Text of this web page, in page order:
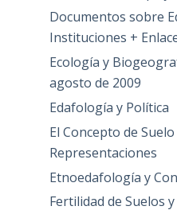
Documentos sobre
Instituciones +
Ecología y
agosto de 2009
Edafología y Política
El Concepto de Suelo
Representaciones
Etnoedafología y
Fertilidad de Suelos